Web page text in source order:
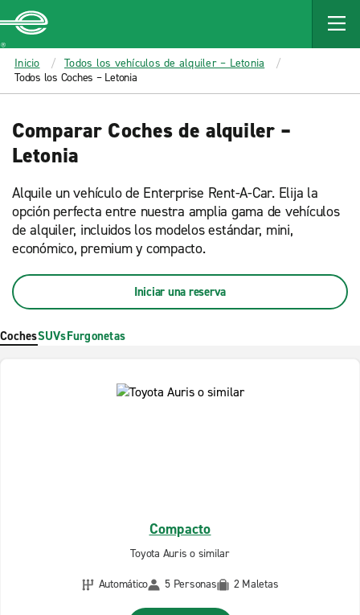
MAIN
CONTENT
Enterprise
Inicio
Todos los vehículos de alquiler – Letonia
Todos los Coches – Letonia
Comparar Coches de alquiler –
Letonia
Alquile un vehículo de Enterprise Rent-A-Car. Elija la
opción perfecta entre nuestra amplia gama de vehículos
de alquiler, incluidos los modelos estándar, mini,
económico, premium y compacto.
Iniciar una reserva
CochesSUVsFurgonetas
Compacto
Toyota Auris o similar
Automático
5 Personas 2 Maletas